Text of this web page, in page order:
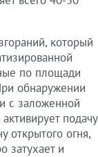
который
по площади
обнаружении
с заложенной
подачу
открытого огня,
затухает и